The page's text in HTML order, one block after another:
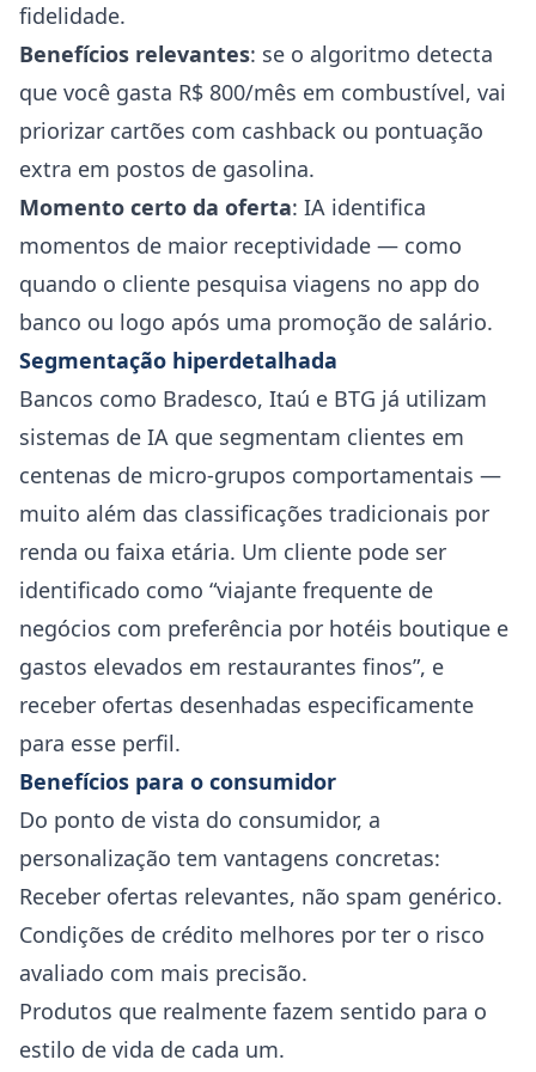
fidelidade.
Benefícios relevantes: se o algoritmo detecta
que você gasta R$ 800/mês em combustível, vai
priorizar cartões com cashback ou pontuação
extra em postos de gasolina.
Momento certo da oferta: IA identifica
momentos de maior receptividade — como
quando o cliente pesquisa viagens no app do
banco ou logo após uma promoção de salário.
Segmentação hiperdetalhada
Bancos como Bradesco, Itaú e BTG já utilizam
sistemas de IA que segmentam clientes em
centenas de micro-grupos comportamentais —
muito além das classificações tradicionais por
renda ou faixa etária. Um cliente pode ser
identificado como “viajante frequente de
negócios com preferência por hotéis boutique e
gastos elevados em restaurantes finos”, e
receber ofertas desenhadas especificamente
para esse perfil.
Benefícios para o consumidor
Do ponto de vista do consumidor, a
personalização tem vantagens concretas:
Receber ofertas relevantes, não spam genérico.
Condições de crédito melhores por ter o risco
avaliado com mais precisão.
Produtos que realmente fazem sentido para o
estilo de vida de cada um.